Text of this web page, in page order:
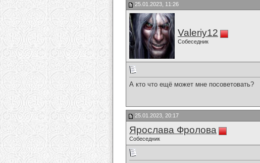
25.01.2023, 11:26
Valeriy12
Собеседник
А кто что ещё может мне посоветовать?
25.01.2023, 20:17
Ярослава Фролова
Собеседник